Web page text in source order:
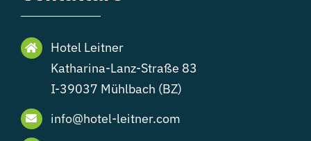
Hotel Leitner
Katharina-Lanz-Straße 83
I-39037 Mühlbach (BZ)
info@hotel-leitner.com